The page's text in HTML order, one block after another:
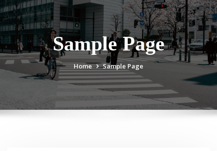
Sample Page
Home Sample Page